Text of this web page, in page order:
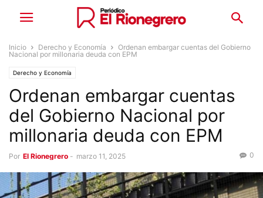
Inicio Derecho y Economía
Ordenan embargar cuentas del Gobierno
Nacional por millonaria deuda con EPM
Derecho y Economía
Ordenan embargar cuentas
del Gobierno Nacional por
millonaria deuda con EPM
Por El Rionegrero - marzo 11, 2025 0